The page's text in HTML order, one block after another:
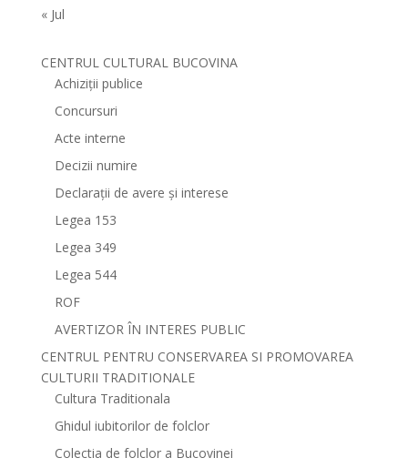
« Jul
CENTRUL CULTURAL BUCOVINA
Achiziții publice
Concursuri
Acte interne
Decizii numire
Declarații de avere și interese
Legea 153
Legea 349
Legea 544
ROF
AVERTIZOR ÎN INTERES PUBLIC
CENTRUL PENTRU CONSERVAREA SI PROMOVAREA
CULTURII TRADITIONALE
Cultura Traditionala
Ghidul iubitorilor de folclor
Colectia de folclor a Bucovinei